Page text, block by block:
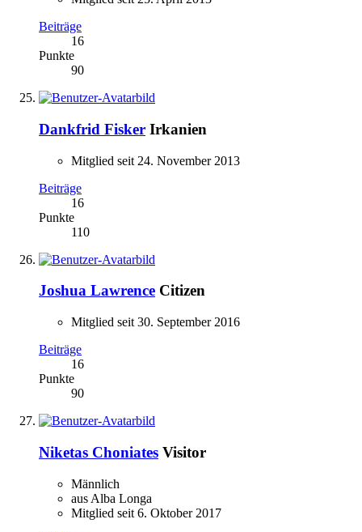
Beiträge
16
Punkte
90
Dankfrid Fisker Irkanien
Mitglied seit 24. November 2013
Beiträge
16
Punkte
110
Joshua Lawrence Citizen
Mitglied seit 30. September 2016
Beiträge
16
Punkte
90
Niketas Choniates Visitor
Männlich
aus Alba Longa
Mitglied seit 6. Oktober 2017